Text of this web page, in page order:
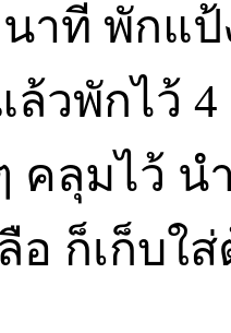
าที พักแ
ล้วพักไว้
คลุมไว้ น
อ ก็เก็บใ